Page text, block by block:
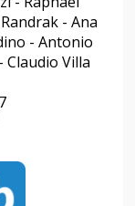
- Ana
- Antonio
Villa